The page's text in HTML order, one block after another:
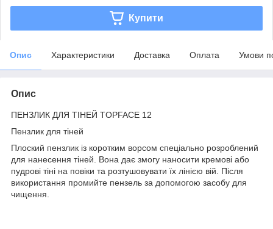
Купити
Опис Характеристики Доставка Оплата Умови
Опис
ПЕНЗЛИК ДЛЯ ТІНЕЙ TOPFACE 12
Пензлик для тіней
Плоский пензлик із коротким ворсом спеціально розроблений
для нанесення тіней. Вона дає змогу наносити кремові або
пудрові тіні на повіки та розтушовувати їх лінією вій. Після
використання промийте пензель за допомогою засобу для
чищення.